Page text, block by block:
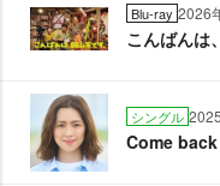
Blu-ray 2026
こんばんは
シングル
Come